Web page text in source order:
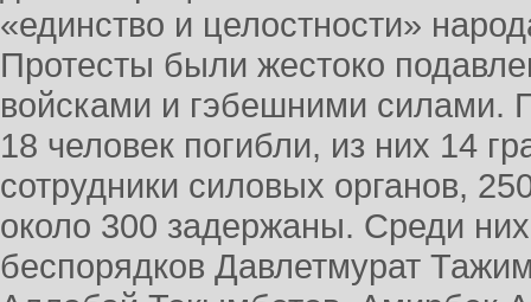
«единство и целостности»
Протесты были жестоко
войсками и гэбешними
18 человек погибли, из них 14
сотрудники силовых органов,
около 300 задержаны. Среди
беспорядков Давлетмурат